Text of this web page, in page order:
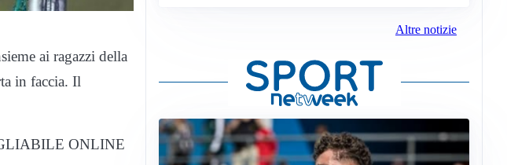
ai ragazzi della
in faccia. Il
ONLINE
Altre notizie